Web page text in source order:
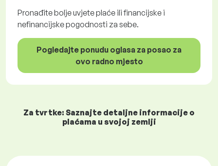
Pronađite bolje uvjete plaće ili financijske i
nefinancijske pogodnosti za sebe.
Pogledajte ponudu oglasa za posao za
ovo radno mjesto
Za tvrtke: Saznajte detaljne informacije o
plaćama u svojoj zemlji